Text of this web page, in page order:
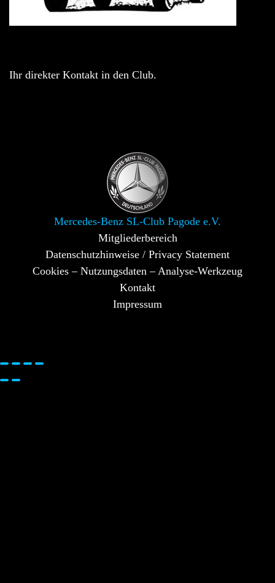
Ihr direkter Kontakt in den Club.
Mercedes-Benz SL-Club Pagode e.V.
Mitgliederbereich
Datenschutzhinweise / Privacy Statement
Cookies – Nutzungsdaten – Analyse-Werkzeug
Kontakt
Impressum